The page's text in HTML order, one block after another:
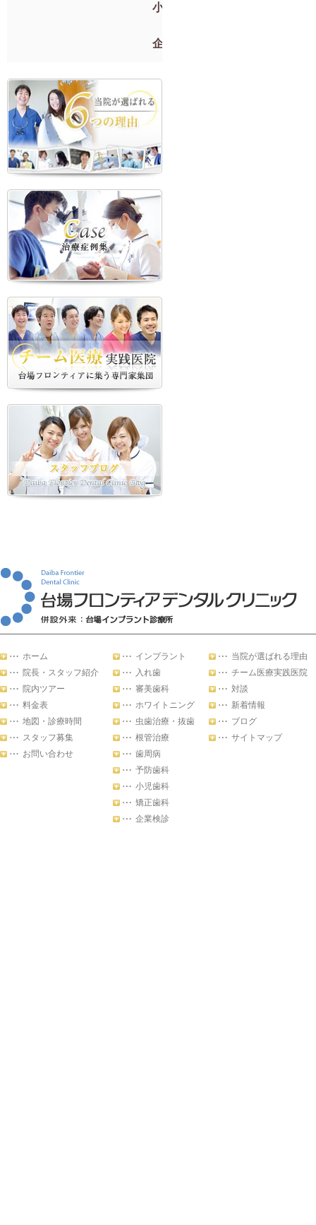
小児歯科
企業検診
ホーム
院長・スタッフ紹介
院内ツアー
料金表
地図・診療時間
スタッフ募集
お問い合わせ
インプラント
入れ歯
審美歯科
ホワイトニング
虫歯治療・抜歯
根管治療
歯周病
予防歯科
小児歯科
矯正歯科
企業検診
当院が選ばれる理由
チーム医療実践医院
対談
新着情報
ブログ
サイトマップ